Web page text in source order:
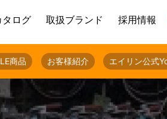
ログ 取扱ブランド 採用情報
商品 お客様紹介 エイリン公式